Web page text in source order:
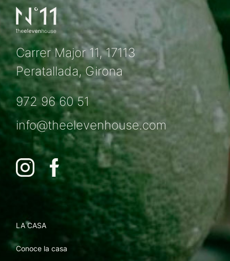
Carrer Major 11, 17113
Peratallada, Girona
972 96 60 51
info@theelevenhouse.com
LA CASA
Conoce la casa